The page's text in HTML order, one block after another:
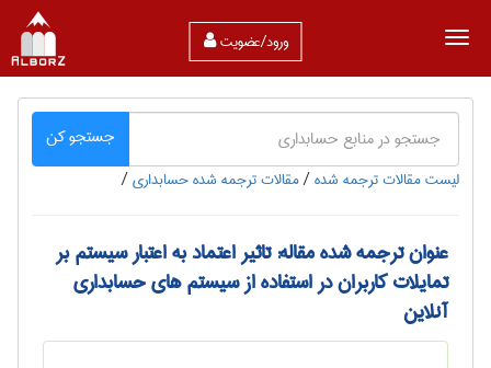
ورود/عضویت
جستجو کن
لیست مقالات ترجمه شده/مقالات ترجمه شده حسابداری/
عنوان ترجمه شده مقاله: تاثیر اعتماد به اعتبار سیستم بر
تمایلات کاربران در استفاده از سیستم های حسابداری
آنلاین